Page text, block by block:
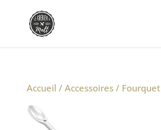
Accueil / Accessoires/ Fourquet